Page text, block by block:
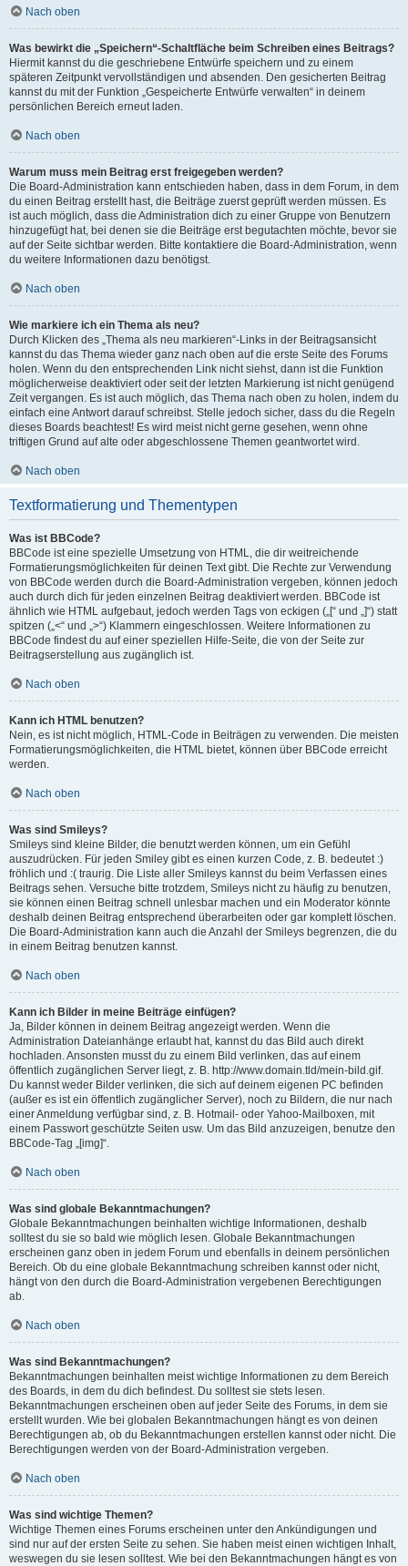
Nach oben
Was bewirkt die „Speichern“-Schaltfläche beim Schreiben eines Beitrags?
Hiermit kannst du die geschriebene Entwürfe speichern und zu einem
späteren Zeitpunkt vervollständigen und absenden. Den gesicherten Beitrag
kannst du mit der Funktion „Gespeicherte Entwürfe verwalten“ in deinem
persönlichen Bereich erneut laden.
Nach oben
Warum muss mein Beitrag erst freigegeben werden?
Die Board-Administration kann entschieden haben, dass in dem Forum, in dem
du einen Beitrag erstellt hast, die Beiträge zuerst geprüft werden müssen. Es
ist auch möglich, dass die Administration dich zu einer Gruppe von Benutzern
hinzugefügt hat, bei denen sie die Beiträge erst begutachten möchte, bevor sie
auf der Seite sichtbar werden. Bitte kontaktiere die Board-Administration, wenn
du weitere Informationen dazu benötigst.
Nach oben
Wie markiere ich ein Thema als neu?
Durch Klicken des „Thema als neu markieren“-Links in der Beitragsansicht
kannst du das Thema wieder ganz nach oben auf die erste Seite des Forums
holen. Wenn du den entsprechenden Link nicht siehst, dann ist die Funktion
möglicherweise deaktiviert oder seit der letzten Markierung ist nicht genügend
Zeit vergangen. Es ist auch möglich, das Thema nach oben zu holen, indem du
einfach eine Antwort darauf schreibst. Stelle jedoch sicher, dass du die Regeln
dieses Boards beachtest! Es wird meist nicht gerne gesehen, wenn ohne
triftigen Grund auf alte oder abgeschlossene Themen geantwortet wird.
Nach oben
Textformatierung und Thementypen
Was ist BBCode?
BBCode ist eine spezielle Umsetzung von HTML, die dir weitreichende
Formatierungsmöglichkeiten für deinen Text gibt. Die Rechte zur Verwendung
von BBCode werden durch die Board-Administration vergeben, können jedoch
auch durch dich für jeden einzelnen Beitrag deaktiviert werden. BBCode ist
ähnlich wie HTML aufgebaut, jedoch werden Tags von eckigen („[“ und „]“) statt
spitzen („<“ und „>“) Klammern eingeschlossen. Weitere Informationen zu
BBCode findest du auf einer speziellen Hilfe-Seite, die von der Seite zur
Beitragserstellung aus zugänglich ist.
Nach oben
Kann ich HTML benutzen?
Nein, es ist nicht möglich, HTML-Code in Beiträgen zu verwenden. Die meisten
Formatierungsmöglichkeiten, die HTML bietet, können über BBCode erreicht
werden.
Nach oben
Was sind Smileys?
Smileys sind kleine Bilder, die benutzt werden können, um ein Gefühl
auszudrücken. Für jeden Smiley gibt es einen kurzen Code, z. B. bedeutet :)
fröhlich und :( traurig. Die Liste aller Smileys kannst du beim Verfassen eines
Beitrags sehen. Versuche bitte trotzdem, Smileys nicht zu häufig zu benutzen,
sie können einen Beitrag schnell unlesbar machen und ein Moderator könnte
deshalb deinen Beitrag entsprechend überarbeiten oder gar komplett löschen.
Die Board-Administration kann auch die Anzahl der Smileys begrenzen, die du
in einem Beitrag benutzen kannst.
Nach oben
Kann ich Bilder in meine Beiträge einfügen?
Ja, Bilder können in deinem Beitrag angezeigt werden. Wenn die
Administration Dateianhänge erlaubt hat, kannst du das Bild auch direkt
hochladen. Ansonsten musst du zu einem Bild verlinken, das auf einem
öffentlich zugänglichen Server liegt, z. B. http://www.domain.tld/mein-bild.gif.
Du kannst weder Bilder verlinken, die sich auf deinem eigenen PC befinden
(außer es ist ein öffentlich zugänglicher Server), noch zu Bildern, die nur nach
einer Anmeldung verfügbar sind, z. B. Hotmail- oder Yahoo-Mailboxen, mit
einem Passwort geschützte Seiten usw. Um das Bild anzuzeigen, benutze den
BBCode-Tag „[img]“.
Nach oben
Was sind globale Bekanntmachungen?
Globale Bekanntmachungen beinhalten wichtige Informationen, deshalb
solltest du sie so bald wie möglich lesen. Globale Bekanntmachungen
erscheinen ganz oben in jedem Forum und ebenfalls in deinem persönlichen
Bereich. Ob du eine globale Bekanntmachung schreiben kannst oder nicht,
hängt von den durch die Board-Administration vergebenen Berechtigungen
ab.
Nach oben
Was sind Bekanntmachungen?
Bekanntmachungen beinhalten meist wichtige Informationen zu dem Bereich
des Boards, in dem du dich befindest. Du solltest sie stets lesen.
Bekanntmachungen erscheinen oben auf jeder Seite des Forums, in dem sie
erstellt wurden. Wie bei globalen Bekanntmachungen hängt es von deinen
Berechtigungen ab, ob du Bekanntmachungen erstellen kannst oder nicht. Die
Berechtigungen werden von der Board-Administration vergeben.
Nach oben
Was sind wichtige Themen?
Wichtige Themen eines Forums erscheinen unter den Ankündigungen und
sind nur auf der ersten Seite zu sehen. Sie haben meist einen wichtigen Inhalt,
weswegen du sie lesen solltest. Wie bei den Bekanntmachungen hängt es von